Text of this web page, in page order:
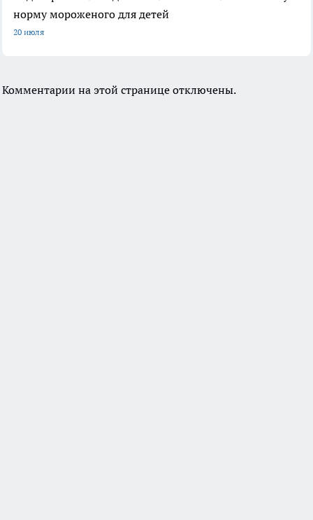
норму мороженого для детей
20 июля
Комментарии на этой странице отключены.